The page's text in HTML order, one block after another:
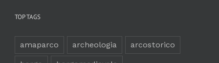
TOP TAGS
amaparco archeologia arcostorico